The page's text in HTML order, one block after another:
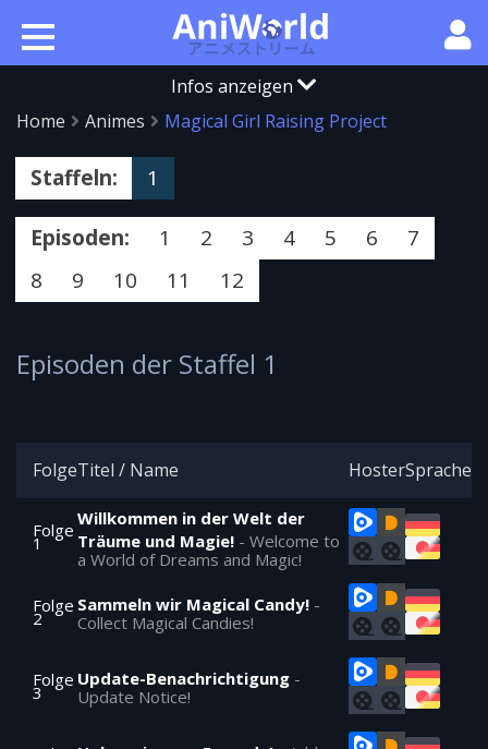
Infos anzeigen
Home
Animes Magical Girl Raising Project
Staffeln: 1
Episoden: 1 2 3 4 5 6
7
8
9 10 11 12
Episoden der Staffel 1
FolgeTitel / Name HosterSprache
Folge
1
Willkommen in der Welt der
Träume und Magie! - Welcome to
a World of Dreams and Magic!
Folge
2
Sammeln wir Magical Candy! -
Collect Magical Candies!
Folge
3
Update-Benachrichtigung -
Update Notice!